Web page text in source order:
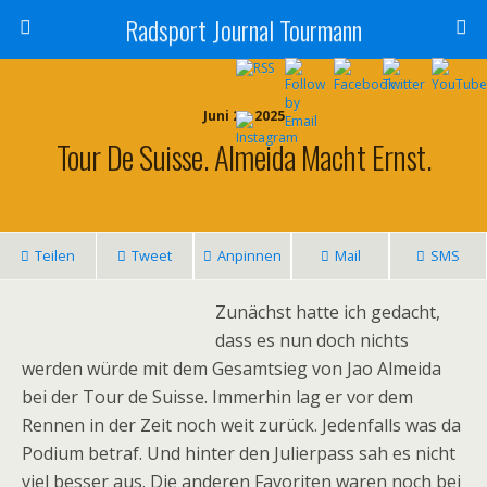
Radsport Journal Tourmann
Juni 20, 2025
Tour De Suisse. Almeida Macht Ernst.
Teilen Tweet Anpinnen Mail SMS
Zunächst hatte ich gedacht,
dass es nun doch nichts
werden würde mit dem Gesamtsieg von Jao Almeida
bei der Tour de Suisse. Immerhin lag er vor dem
Rennen in der Zeit noch weit zurück. Jedenfalls was da
Podium betraf. Und hinter den Julierpass sah es nicht
viel besser aus. Die anderen Favoriten waren noch bei